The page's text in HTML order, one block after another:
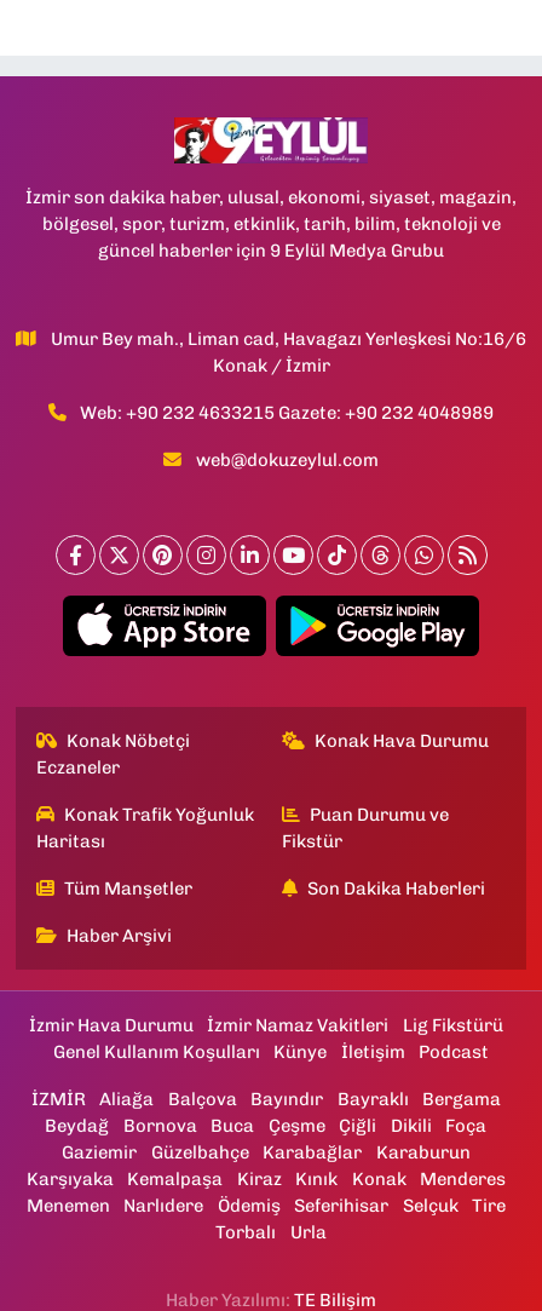
İzmir son dakika haber, ulusal, ekonomi, siyaset, magazin,
bölgesel, spor, turizm, etkinlik, tarih, bilim, teknoloji ve
güncel haberler için 9 Eylül Medya Grubu
Umur Bey mah., Liman cad, Havagazı Yerleşkesi No:16/6
Konak / İzmir
Web: +90 232 4633215 Gazete: +90 232 4048989
web@dokuzeylul.com
Konak Nöbetçi
Eczaneler
Konak Hava Durumu
Konak Trafik Yoğunluk
Haritası
Puan Durumu ve
Fikstür
Tüm Manşetler Son Dakika Haberleri
Haber Arşivi
İzmir Hava Durumu İzmir Namaz Vakitleri
Lig Fikstürü
Genel Kullanım Koşulları
Künye İletişim Podcast
İZMİR Aliağa Balçova Bayındır Bayraklı
Bergama
Beydağ
Bornova Buca Çeşme Çiğli Dikili
Foça
Gaziemir
Güzelbahçe Karabağlar
Karaburun
Karşıyaka
Kemalpaşa Kiraz Kınık Konak
Menderes
Menemen
Narlıdere Ödemiş Seferihisar Selçuk
Tire
Torbalı
Urla
Haber Yazılımı: TE Bilişim